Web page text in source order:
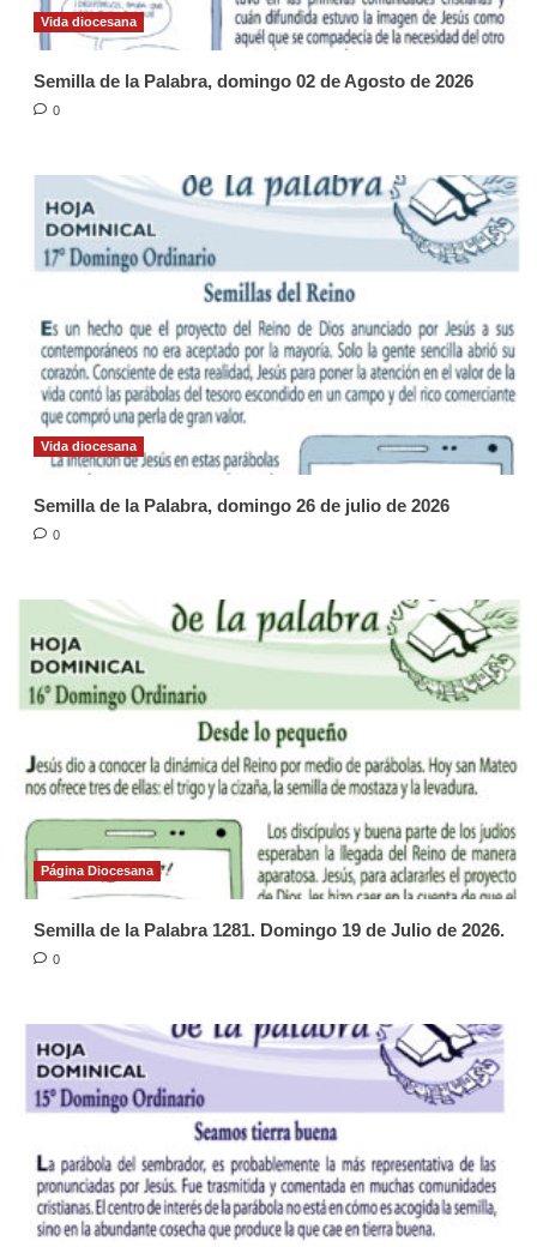
Vida diocesana
Semilla de la Palabra, domingo 02 de Agosto de 2026
0
Vida diocesana
Semilla de la Palabra, domingo 26 de julio de 2026
0
Página Diocesana
Semilla de la Palabra 1281. Domingo 19 de Julio de 2026.
0